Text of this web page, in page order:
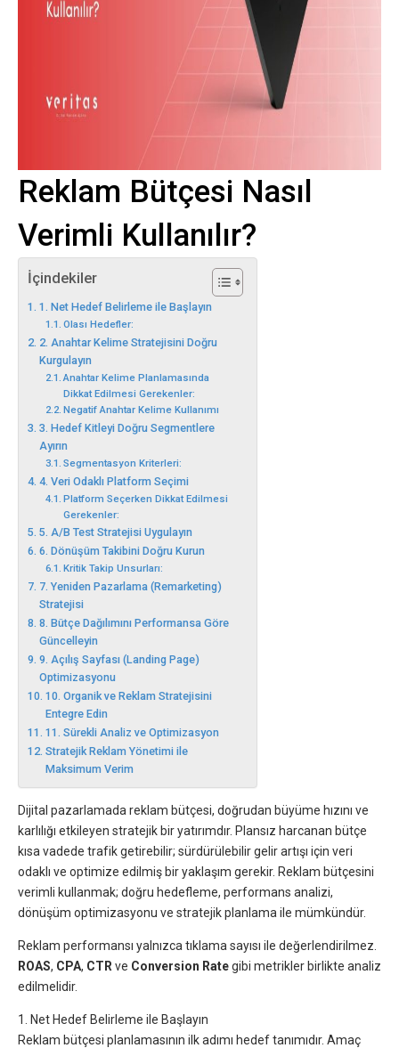
Reklam Bütçesi Nasıl
Verimli Kullanılır?
İçindekiler
1. Net Hedef Belirleme ile Başlayın
Olası Hedefler:
2. Anahtar Kelime Stratejisini Doğru
Kurgulayın
Anahtar Kelime Planlamasında
Dikkat Edilmesi Gerekenler:
Negatif Anahtar Kelime Kullanımı
3. Hedef Kitleyi Doğru Segmentlere
Ayırın
Segmentasyon Kriterleri:
4. Veri Odaklı Platform Seçimi
Platform Seçerken Dikkat Edilmesi
Gerekenler:
5. A/B Test Stratejisi Uygulayın
6. Dönüşüm Takibini Doğru Kurun
Kritik Takip Unsurları:
7. Yeniden Pazarlama (Remarketing)
Stratejisi
8. Bütçe Dağılımını Performansa Göre
Güncelleyin
9. Açılış Sayfası (Landing Page)
Optimizasyonu
10. Organik ve Reklam Stratejisini
Entegre Edin
11. Sürekli Analiz ve Optimizasyon
Stratejik Reklam Yönetimi ile
Maksimum Verim
Dijital pazarlamada reklam bütçesi, doğrudan büyüme hızını ve
karlılığı etkileyen stratejik bir yatırımdır. Plansız harcanan bütçe
kısa vadede trafik getirebilir; sürdürülebilir gelir artışı için veri
odaklı ve optimize edilmiş bir yaklaşım gerekir. Reklam bütçesini
verimli kullanmak; doğru hedefleme, performans analizi,
dönüşüm optimizasyonu ve stratejik planlama ile mümkündür.
Reklam performansı yalnızca tıklama sayısı ile değerlendirilmez.
ROAS, CPA, CTR ve Conversion Rategibi metrikler birlikte analiz
edilmelidir.
1. Net Hedef Belirleme ile Başlayın
Reklam bütçesi planlamasının ilk adımı hedef tanımıdır. Amaç